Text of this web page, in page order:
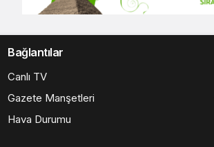
Bağlantılar
Canlı TV
Gazete Manşetleri
Hava Durumu